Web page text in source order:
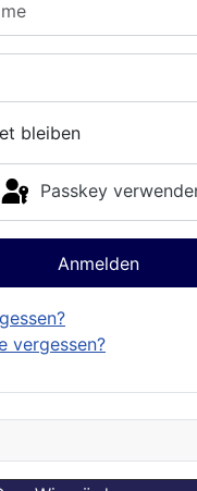
bleiben
Passkey
Anmelden
vergessen?